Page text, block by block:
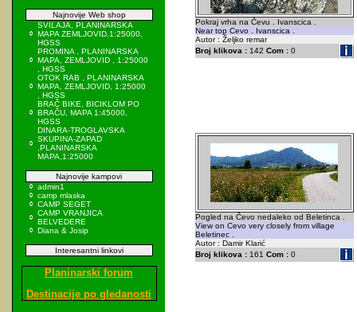
Najnovije Web shop
SVILAJA, PLANINARSKA
MAPA ZEMLJOVID,1:25000,
HGSS
PROMINA , PLANINARSKA
MAPA, ZEMLJOVID , 1:25000
, HGSS
OTOK RAB , PLANINARSKA
MAPA, ZEMLJOVID, 1:25000
, HGSS
BRAČ BIKE, BICIKLOM PO
BRAČU, MAPA 1:45000,
HGSS
DINARA-TROGLAVSKA
SKUPINA-ZAPAD
,PLANINARSKA
MAPA,1:25000
Najnovije kampovi
admin1
camp mlaska
CAMP SEGET
CAMP VRANJICA
BELVEDERE
Diana & Josip
Interesantni linkovi
Planinarski forum
Destinacije po gledanosti
Pokraj vrha na Čevu . Ivanscica .
Near top Cevo . Ivanscica .
Autor : Željko remar
Broj klikova :142 Com :0
Pogled na Čevo nedaleko od Beletinca .
View on Cevo very closely from village
Beletinec .
Autor : Damir Klarić
Broj klikova :161 Com :0